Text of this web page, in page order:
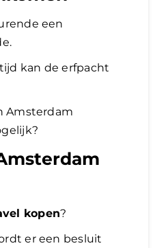
een
kan de erfpacht
Amsterdam
kopen?
er een besluit